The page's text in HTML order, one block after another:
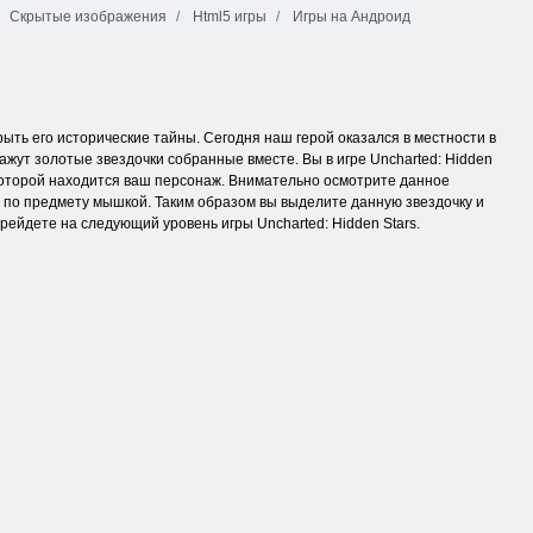
Скрытые изображения Html5 игры Игры на Андроид
его исторические тайны. Сегодня наш герой оказался в местности в
золотые звездочки собранные вместе. Вы в игре Uncharted: Hidden
находится ваш персонаж. Внимательно осмотрите данное
предмету мышкой. Таким образом вы выделите данную звездочку и
на следующий уровень игры Uncharted: Hidden Stars.